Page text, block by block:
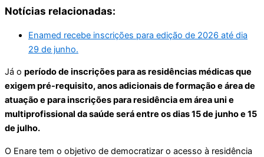
Notícias relacionadas:
Enamed recebe inscrições para edição de 2026 até dia
29 de junho.
Já o período de inscrições para as residências médicas que
exigem pré-requisito, anos adicionais de formação e área de
atuação e para inscrições para residência em área uni e
multiprofissional da saúde será entre os dias 15 de junho e 15
de julho.
O Enare tem o objetivo de democratizar o acesso à residência